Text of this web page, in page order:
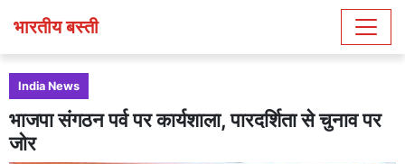
भारतीय बस्ती
India News
भाजपा संगठन पर्व पर कार्यशाला, पारदर्शिता से चुनाव पर
जोर